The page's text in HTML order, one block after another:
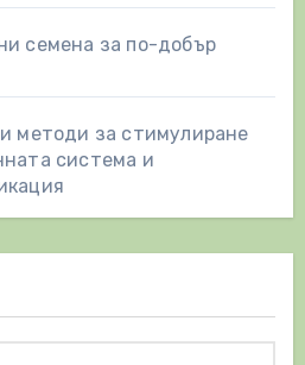
семена за по-добър
методи за стимулиране
система и